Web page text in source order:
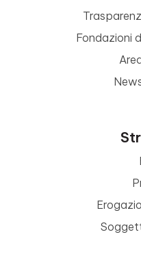
Fondazioni